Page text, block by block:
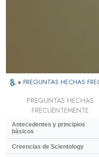
» PREGUNTAS HECHAS
PREGUNTAS HECHAS
FRECUENTEMENTE
Antecedentes y principios
básicos
Creencias de Scientology